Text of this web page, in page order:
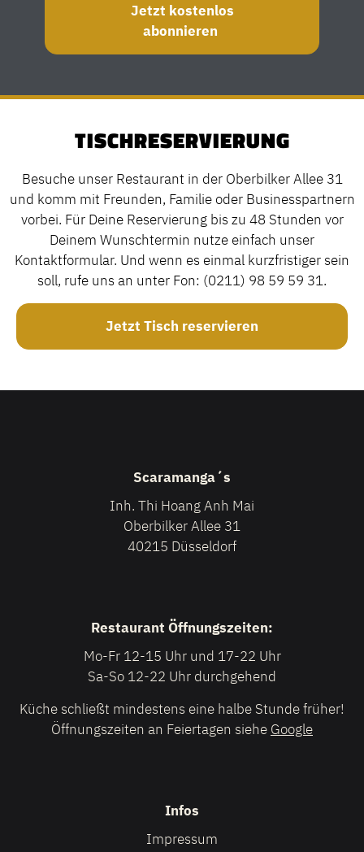
Jetzt kostenlos
abonnieren
TISCHRESERVIERUNG
Besuche unser Restaurant in der Oberbilker Allee 31
und komm mit Freunden, Familie oder Businesspartnern
vorbei. Für Deine Reservierung bis zu 48 Stunden vor
Deinem Wunschtermin nutze einfach unser
Kontaktformular. Und wenn es einmal kurzfristiger sein
soll, rufe uns an unter Fon: (0211) 98 59 59 31.
Jetzt Tisch reservieren
Scaramanga´s
Inh. Thi Hoang Anh Mai
Oberbilker Allee 31
40215 Düsseldorf
Restaurant Öffnungszeiten:
Mo-Fr 12-15 Uhr und 17-22 Uhr
Sa-So 12-22 Uhr durchgehend
Küche schließt mindestens eine halbe Stunde früher!
Öffnungszeiten an Feiertagen siehe Google
Infos
Impressum